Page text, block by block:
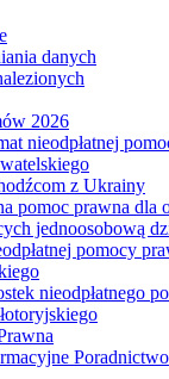
danych
2026
nieodpłatnej
z Ukrainy
pomoc prawna dla
jednoosobową
pomocy
nieodpłatnego
Poradnictwo